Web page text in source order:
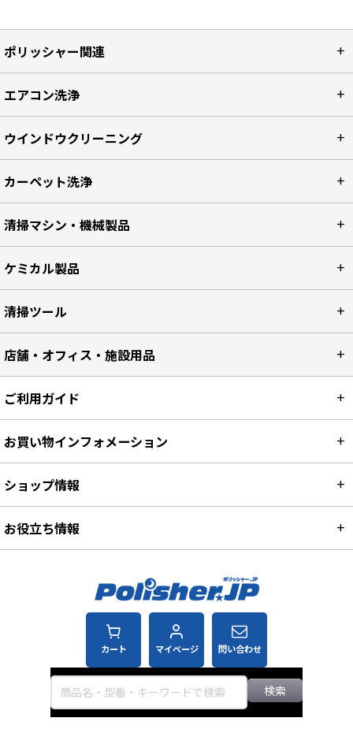
ポリッシャー関連
エアコン洗浄
ウインドウクリーニング
カーペット洗浄
清掃マシン・機械製品
ケミカル製品
清掃ツール
店舗・オフィス・施設用品
カート マイページ 問い合わせ
検索
ご利用ガイド
お買い物インフォメーション
ショップ情報
お役立ち情報